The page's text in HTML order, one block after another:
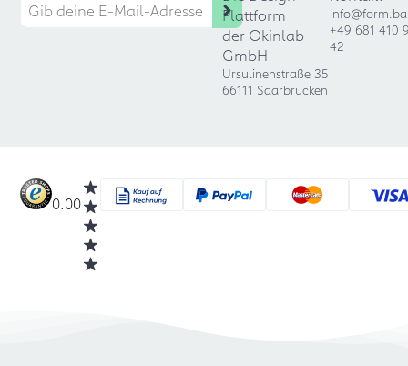
Plattform
der Okinlab
GmbH
Ursulinenstraße 35
66111 Saarbrücken
+49 681 410
42
0.00